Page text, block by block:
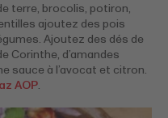
terre, brocolis, potiron,
ajoutez des pois
Ajoutez des dés de
Corinthe, d’amandes
sauce à l’avocat et citron.
AOP.